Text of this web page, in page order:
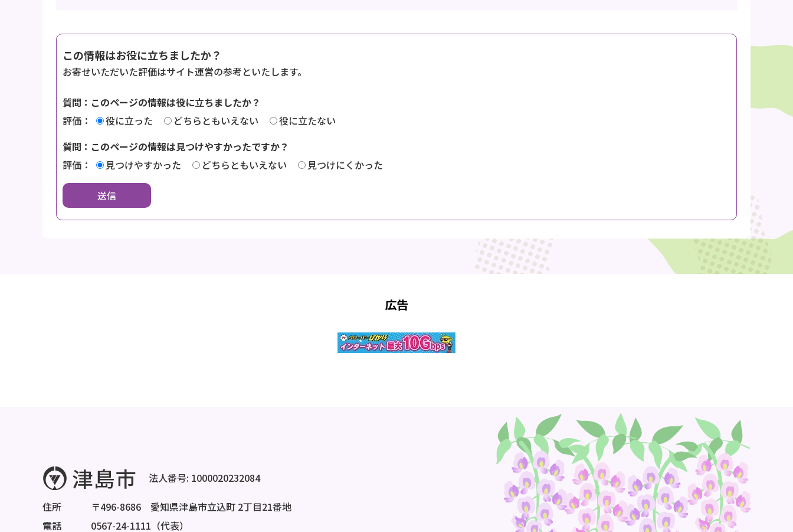
この情報はお役に立ちましたか？
お寄せいただいた評価はサイト運営の参考といたします。
質問：このページの情報は役に立ちましたか？
評価：
役に立った どちらともいえない
役に立たない
質問：このページの情報は見つけやすかったですか？
評価：
見つけやすかった どちらともいえない 見つけにくかった
広告
法人番号: 1000020232084
住所
〒496-8686 愛知県津島市立込町 2丁目21番地
電話
0567-24-1111（代表）